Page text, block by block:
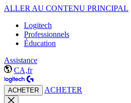
ALLER AU CONTENU PRINCIPAL
Logitech
Professionnels
Éducation
Assistance
CA,fr
ACHETER ACHETER